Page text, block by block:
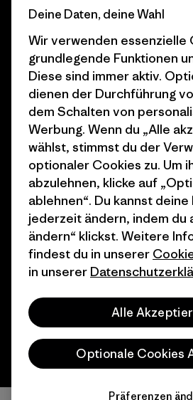
Klimaziele
1% For The Planet
Wie wir finanzieren
Geschenkgutscheine
Stores in deiner
Nähe
Industry
Affiliate-
Patagonia
© 2026 Patagonia, Inc. All Rights Reserved.
Deine Daten, deine Wahl
Wir verwenden essenzielle
grundlegende Funktionen
Diese sind immer aktiv.
dienen der Durchführung
dem Schalten von
Werbung. Wenn du „Alle
wählst, stimmst du der
optionaler Cookies zu. Um
abzulehnen, klicke auf
ablehnen“. Du kannst
jederzeit ändern, indem du
ändern“ klickst. Weitere
findest du in unserer
in unserer
Alle
Optionale Cookies
Präferenzen